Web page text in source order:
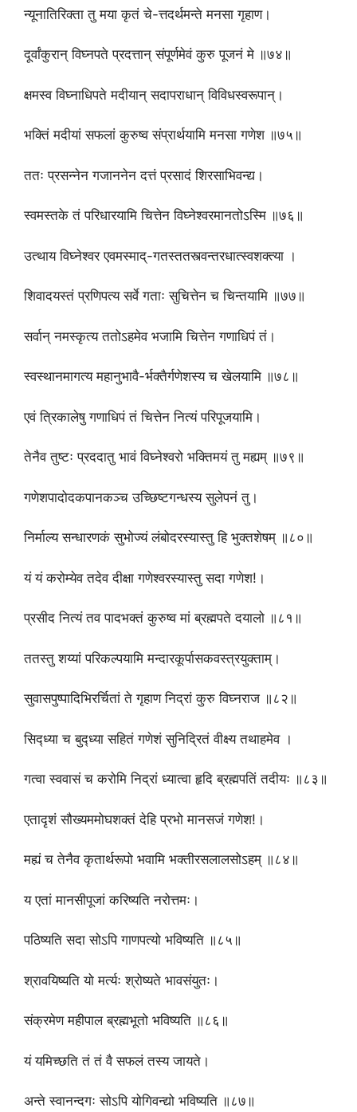
न्यूनातिरिक्ता तु मया कृतं चे-त्तदर्थमन्ते मनसा गृहाण।
दूर्वांकुरान् विघ्नपते प्रदत्तान् संपूर्णमेवं कुरु पूजनं मे ॥७४॥
क्षमस्व विघ्नाधिपते मदीयान् सदापराधान् विविधस्वरूपान्।
भक्तिं मदीयां सफलां कुरुष्व संप्रार्थयामि मनसा गणेश ॥७५॥
ततः प्रसन्नेन गजाननेन दत्तं प्रसादं शिरसाभिवन्द्य।
स्वमस्तके तं परिधारयामि चित्तेन विघ्नेश्वरमानतोऽस्मि ॥७६॥
उत्थाय विघ्नेश्वर एवमस्माद्-गतस्ततस्त्वन्तरधात्स्वशक्त्या ।
शिवादयस्तं प्रणिपत्य सर्वे गताः सुचित्तेन च चिन्तयामि ॥७७॥
सर्वान् नमस्कृत्य ततोऽहमेव भजामि चित्तेन गणाधिपं तं।
स्वस्थानमागत्य महानुभावै-र्भक्तैर्गणेशस्य च खेलयामि ॥७८॥
एवं त्रिकालेषु गणाधिपं तं चित्तेन नित्यं परिपूजयामि।
तेनैव तुष्टः प्रददातु भावं विघ्नेश्वरो भक्तिमयं तु मह्यम् ॥७९॥
गणेशपादोदकपानकञ्च उच्छिष्टगन्धस्य सुलेपनं तु।
निर्माल्य सन्धारणकं सुभोज्यं लंबोदरस्यास्तु हि भुक्तशेषम् ॥८०॥
यं यं करोम्येव तदेव दीक्षा गणेश्वरस्यास्तु सदा गणेश!।
प्रसीद नित्यं तव पादभक्तं कुरुष्व मां ब्रह्मपते दयालो ॥८१॥
ततस्तु शय्यां परिकल्पयामि मन्दारकूर्पासकवस्त्रयुक्ताम्।
सुवासपुष्पादिभिरर्चितां ते गृहाण निद्रां कुरु विघ्नराज ॥८२॥
सिद्ध्या च बुद्ध्या सहितं गणेशं सुनिद्रितं वीक्ष्य तथाहमेव ।
गत्वा स्ववासं च करोमि निद्रां ध्यात्वा हृदि ब्रह्मपतिं तदीयः ॥८३॥
एतादृशं सौख्यममोघशक्तं देहि प्रभो मानसजं गणेश!।
मह्यं च तेनैव कृतार्थरूपो भवामि भक्तीरसलालसोऽहम् ॥८४॥
य एतां मानसीपूजां करिष्यति नरोत्तमः।
पठिष्यति सदा सोऽपि गाणपत्यो भविष्यति ॥८५॥
श्रावयिष्यति यो मर्त्यः श्रोष्यते भावसंयुतः।
संक्रमेण महीपाल ब्रह्मभूतो भविष्यति ॥८६॥
यं यमिच्छति तं तं वै सफलं तस्य जायते।
अन्ते स्वानन्दगः सोऽपि योगिवन्द्यो भविष्यति ॥८७॥